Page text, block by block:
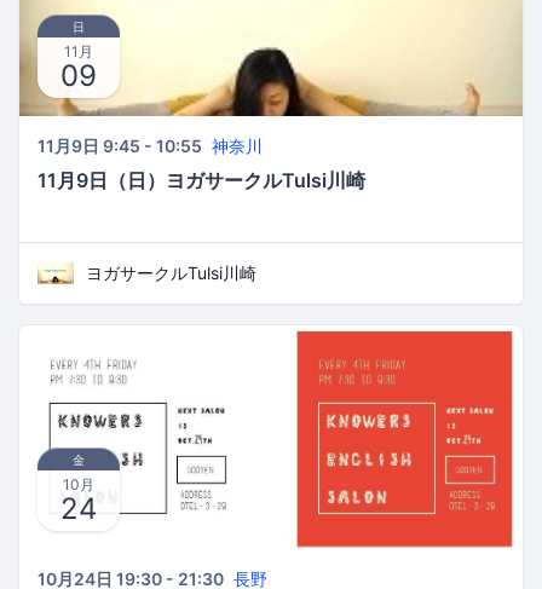
日
11月
09
11月9日 9:45 - 10:55 神奈川
11月9日（日）ヨガサークルTulsi川崎
ヨガサークルTulsi川崎
金
10月
24
10月24日 19:30 - 21:30 長野